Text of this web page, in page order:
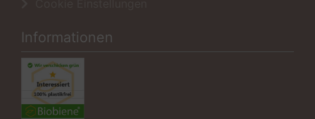
Informationen